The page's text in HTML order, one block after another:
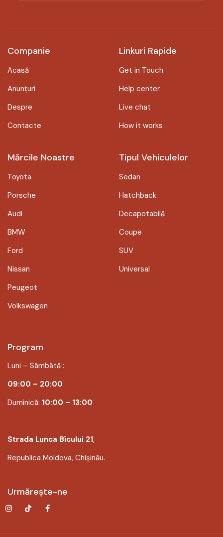
Companie
Acasă
Anunțuri
Despre
Contacte
Linkuri Rapide
Get in Touch
Help center
Live chat
How it works
Mărcile Noastre
Toyota
Porsche
Audi
BMW
Ford
Nissan
Peugeot
Volkswagen
Tipul Vehiculelor
Sedan
Hatchback
Decapotabilă
Coupe
SUV
Universal
Program
Luni – Sâmbătă :
09:00 – 20:00
Duminică: 10:00 – 13:00
Strada Lunca Bîcului 21,
Republica Moldova, Chișinău.
Urmărește-ne